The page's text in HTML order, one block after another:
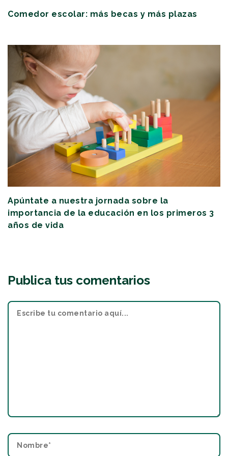
Comedor escolar: más becas y más plazas
Apúntate a nuestra jornada sobre la
importancia de la educación en los primeros 3
años de vida
Publica tus comentarios